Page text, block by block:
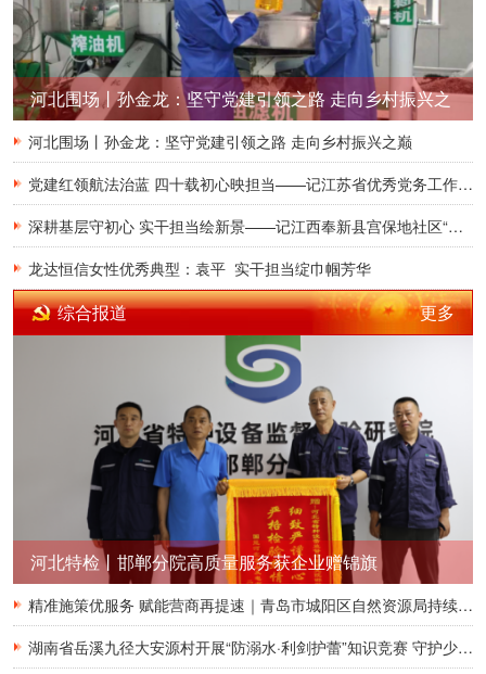
河北围场丨孙金龙：坚守党建引领之路 走向乡村振兴之
巅
河北围场丨孙金龙：坚守党建引领之路 走向乡村振兴之巅
党建红领航法治蓝 四十载初心映担当——记江苏省优秀党务工作者朱联海
深耕基层守初心 实干担当绘新景——记江西奉新县宫保地社区“暖心书记”吴勇平
龙达恒信女性优秀典型：袁平 实干担当绽巾帼芳华
综合报道 更多
河北特检丨邯郸分院高质量服务获企业赠锦旗
精准施策优服务 赋能营商再提速｜青岛市城阳区自然资源局持续升级不动产登记涉企服务 跑出改革加速度
湖南省岳溪九径大安源村开展“防溺水·利剑护蕾”知识竞赛 守护少年儿童平安暑假